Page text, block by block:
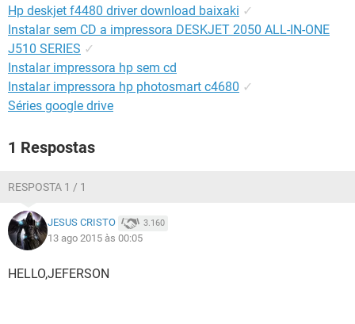
Hp deskjet f4480 driver download baixaki ✓
Instalar sem CD a impressora DESKJET 2050 ALL-IN-ONE
J510 SERIES ✓
Instalar impressora hp sem cd
Instalar impressora hp photosmart c4680 ✓
Séries google drive
1 Respostas
RESPOSTA 1 / 1
JESUS CRISTO 3.160
13 ago 2015 às 00:05
HELLO,JEFERSON